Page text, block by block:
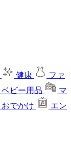
健康
ファ
ベビー用品
マ
おでかけ
エン